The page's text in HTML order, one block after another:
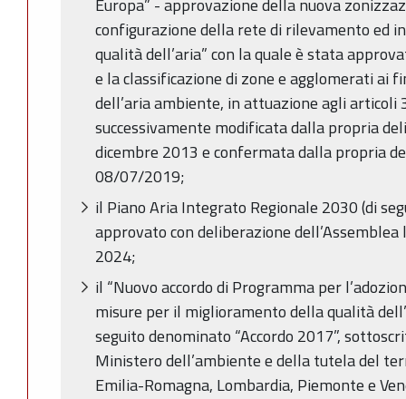
configurazione della rete di rilevamento ed
qualità dell’aria” con la quale è stata
e la classificazione di zone e agglomerati ai
dell’aria ambiente, in attuazione agli articoli
successivamente modificata dalla propria
dicembre 2013 e confermata dalla propria
08/07/2019;
il Piano Aria Integrato Regionale 2030 (di
approvato con deliberazione
2024;
il “Nuovo accordo di Programma per
misure per il miglioramento della qualità
seguito denominato “Accordo 2017”,
Ministero dell’ambiente e della tutela del
Emilia-Romagna, Lombardia, Piemonte e